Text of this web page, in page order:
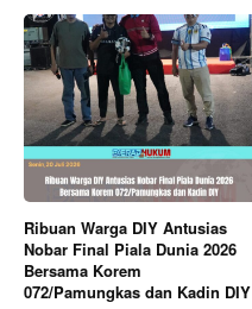
Ribuan Warga DIY Antusias
Nobar Final Piala Dunia 2026
Bersama Korem
072/Pamungkas dan Kadin DIY